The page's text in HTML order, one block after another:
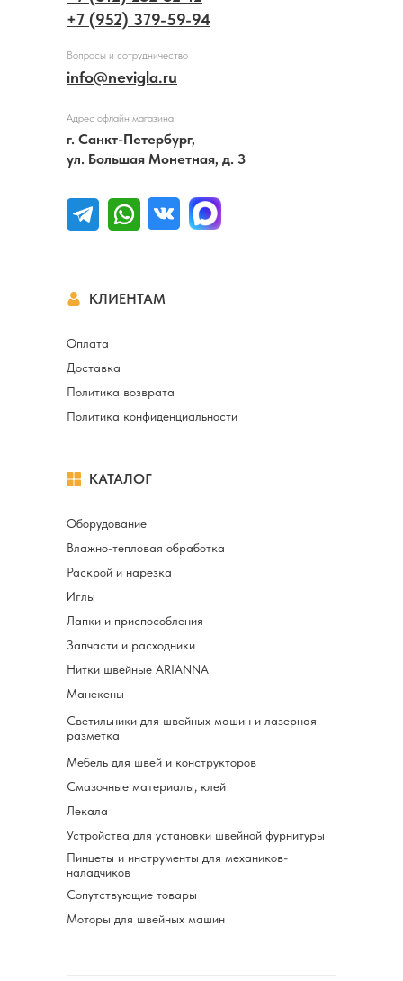
КАТАЛОГ
КЛИЕНТАМ
Оборудование
Лапки и приспособления
Светильники для швейных машин и лазерная
разметка
Раскрой и нарезка
Нитки швейные ARIANNA
Смазочные материалы, клей
Влажно-тепловая обработка
Запчасти и расходники
Мебель для швей и конструкторов
Иглы
Манекены
Лекала
Устройства для установки швейной фурнитуры
Пинцеты и инструменты для механиков-
наладчиков
Сопутствующие товары
Моторы для швейных машин
Оплата
Политика возврата
Доставка
Политика конфиденциальности
+7 (952) 379-59-94
info@nevigla.ru
Вопросы и сотрудничество
Адрес офлайн магазина
г. Санкт-Петербург,
ул. Большая Монетная, д. 3